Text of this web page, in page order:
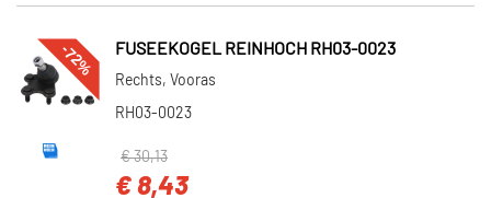
-72% FUSEEKOGEL REINHOCH RH03-0023
Rechts, Vooras
RH03-0023
€ 30,13
€ 8,43